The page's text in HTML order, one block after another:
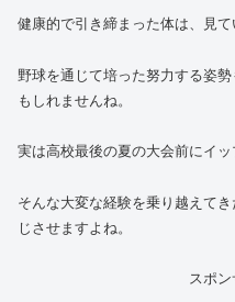
健康的で引き締まった体は、見て
野球を通じて培った努力する姿
もしれませんね。
実は高校最後の夏の大会前にイ
そんな大変な経験を乗り越えて
じさせますよね。
スポ